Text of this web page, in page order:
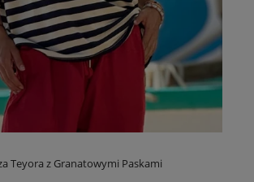
Teyora z Granatowymi Paskami